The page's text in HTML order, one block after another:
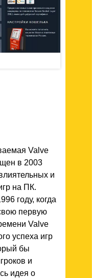
Valve
в 2003
и
на ПК.
году, когда
первую
Valve
успеха игр
бы
и
идея о